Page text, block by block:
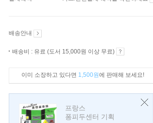
배송안내
배송비 : 유료 (도서 15,000원 이상 무료)
이미 소장하고 있다면 1,500원에 판매해 보세요!
프랑스
퐁피두센터 기획